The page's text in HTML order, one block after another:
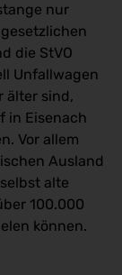
nur
die StVO
Unfallwagen
älter sind,
in Eisenach
Vor allem
Ausland
alte
100.000
können.